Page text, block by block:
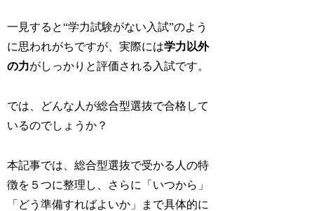
一見すると“学力試験がない入試”のよう
に思われがちですが、実際には学力以外
の力がしっかりと評価される入試です。
では、どんな人が総合型選抜で合格して
いるのでしょうか？
本記事では、総合型選抜で受かる人の特
徴を５つに整理し、さらに「いつから」
「どう準備すればよいか」まで具体的に